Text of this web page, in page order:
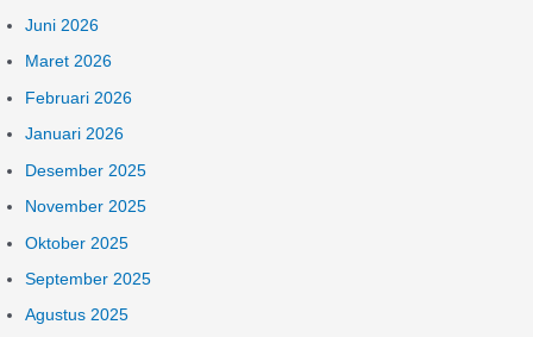
u
k
:
Juni 2026
Maret 2026
Februari 2026
Januari 2026
Desember 2025
November 2025
Oktober 2025
September 2025
Agustus 2025